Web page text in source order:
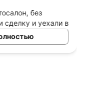
без
сделку и уехали в
машине.